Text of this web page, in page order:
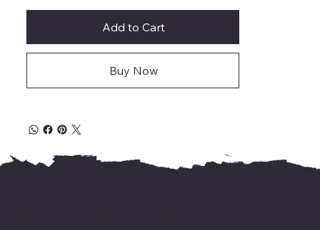
Add to Cart
Buy Now